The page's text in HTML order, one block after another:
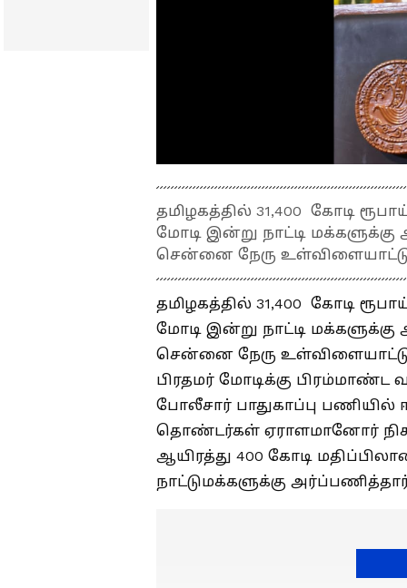
தமிழகத்தில் 31,400 கோடி
மோடி இன்று நாட்டி
சென்னை நேரு
தமிழகத்தில் 31,400 கோடி
மோடி இன்று நாட்டி
சென்னை நேரு
பிரதமர் மோடிக்கு
போலீசார் பாதுகாப்பு பணியில்
தொண்டர்கள் ஏராளமானோர்
ஆயிரத்து 400 கோடி
நாட்டுமக்களுக்கு